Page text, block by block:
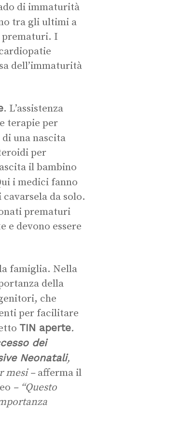
di immaturità
tra gli ultimi a
I
dell’immaturità
. L’assistenza
terapie per
una nascita
per
il bambino
i medici fanno
da solo.
prematuri
e devono essere
famiglia. Nella
della
che
per facilitare
TIN aperte.
dei
Neonatali,
mesi –afferma il
– “Questo